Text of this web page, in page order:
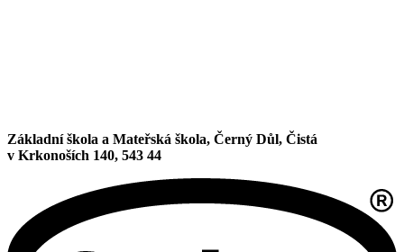
Základní škola a Mateřská škola, Černý Důl, Čistá
v Krkonoších 140, 543 44